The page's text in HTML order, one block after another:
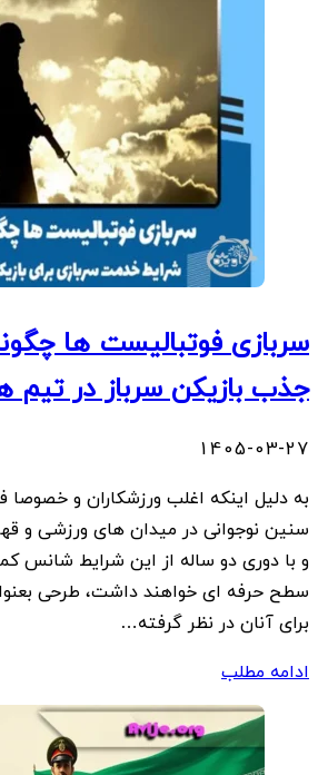
سربازی فوتبالیست ها
جذب بازیکن سرباز در تیم
1405-03-27
به دلیل اینکه اغلب ورزشکاران و خصوصا
سنین نوجوانی در میدان های ورزشی و
و با دوری دو ساله از این شرایط شانس
سطح حرفه ای خواهند داشت، طرحی
برای آنان در نظر گرفته…
ادامه مطلب